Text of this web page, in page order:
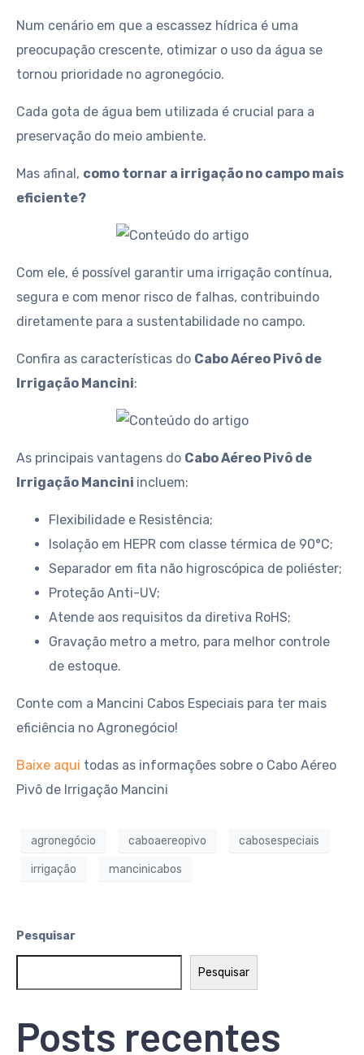
Num cenário em que a escassez hídrica é uma
preocupação crescente, otimizar o uso da água se
tornou prioridade no agronegócio.
Cada gota de água bem utilizada é crucial para a
preservação do meio ambiente.
Mas afinal, como tornar a irrigação no campo mais
eficiente?
Com ele, é possível garantir uma irrigação contínua,
segura e com menor risco de falhas, contribuindo
diretamente para a sustentabilidade no campo.
Confira as características do Cabo Aéreo Pivô de
Irrigação Mancini:
As principais vantagens do Cabo Aéreo Pivô de
Irrigação Mancini incluem:
Flexibilidade e Resistência;
Isolação em HEPR com classe térmica de 90°C;
Separador em fita não higroscópica de poliéster;
Proteção Anti-UV;
Atende aos requisitos da diretiva RoHS;
Gravação metro a metro, para melhor controle
de estoque.
Conte com a Mancini Cabos Especiais para ter mais
eficiência no Agronegócio!
Baixe aqui todas as informações sobre o Cabo Aéreo
Pivô de Irrigação Mancini
agronegócio caboaereopivo cabosespeciais
irrigação mancinicabos
Pesquisar
Pesquisar
Posts recentes